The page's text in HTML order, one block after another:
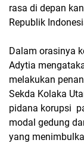
rasa di depan
Republik
Dalam orasinya
Adytia
melakukan
Sekda Kolaka
pidana korupsi
modal gedung
yang